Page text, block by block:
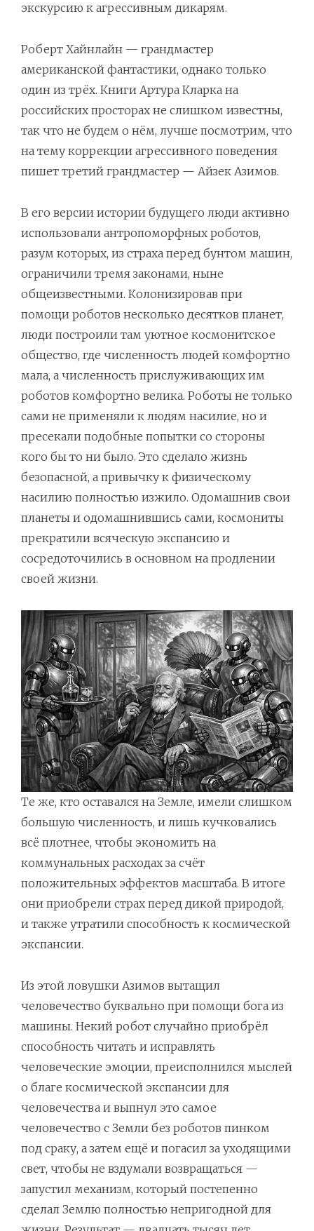
экскурсию к агрессивным дикарям.
Роберт Хайнлайн — грандмастер
американской фантастики, однако только
один из трёх. Книги Артура Кларка на
российских просторах не слишком известны,
так что не будем о нём, лучше посмотрим, что
на тему коррекции агрессивного поведения
пишет третий грандмастер — Айзек Азимов.
В его версии истории будущего люди активно
использовали антропоморфных роботов,
разум которых, из страха перед бунтом машин,
ограничили тремя законами, ныне
общеизвестными. Колонизировав при
помощи роботов несколько десятков планет,
люди построили там уютное космонитское
общество, где численность людей комфортно
мала, а численность прислуживающих им
роботов комфортно велика. Роботы не только
сами не применяли к людям насилие, но и
пресекали подобные попытки со стороны
кого бы то ни было. Это сделало жизнь
безопасной, а привычку к физическому
насилию полностью изжило. Одомашнив свои
планеты и одомашнившись сами, космониты
прекратили всяческую экспансию и
сосредоточились в основном на продлении
своей жизни.
Те же, кто оставался на Земле, имели слишком
большую численность, и лишь кучковались
всё плотнее, чтобы экономить на
коммунальных расходах за счёт
положительных эффектов масштаба. В итоге
они приобрели страх перед дикой природой,
и также утратили способность к космической
экспансии.
Из этой ловушки Азимов вытащил
человечество буквально при помощи бога из
машины. Некий робот случайно приобрёл
способность читать и исправлять
человеческие эмоции, преисполнился мыслей
о благе космической экспансии для
человечества и выпнул это самое
человечество с Земли без роботов пинком
под сраку, а затем ещё и погасил за уходящими
свет, чтобы не вздумали возвращаться —
запустил механизм, который постепенно
сделал Землю полностью непригодной для